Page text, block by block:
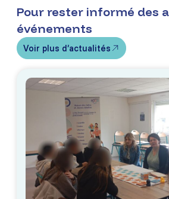
Pour rester informé des
événements
Voir plus d’actualités